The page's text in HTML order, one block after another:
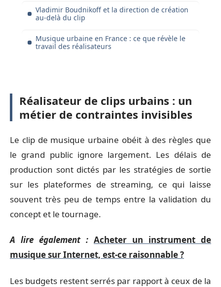
Vladimir Boudnikoff et la direction de création
au-delà du clip
Musique urbaine en France : ce que révèle le
travail des réalisateurs
Réalisateur de clips urbains : un
métier de contraintes invisibles
Le clip de musique urbaine obéit à des règles que
le grand public ignore largement. Les délais de
production sont dictés par les stratégies de sortie
sur les plateformes de streaming, ce qui laisse
souvent très peu de temps entre la validation du
concept et le tournage.
A lire également : Acheter un instrument de
musique sur Internet, est-ce raisonnable ?
Les budgets restent serrés par rapport à ceux de la